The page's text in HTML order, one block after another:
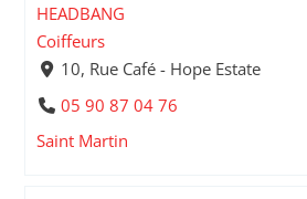
HEADBANG
Coiffeurs
10, Rue Café - Hope Estate
05 90 87 04 76
Saint Martin